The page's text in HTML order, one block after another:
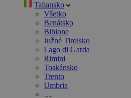
Taliansko
Všetko
Benátsko
Bibione
Južné Tirolsko
Lago di Garda
Rimini
Toskánsko
Trento
Umbria
…